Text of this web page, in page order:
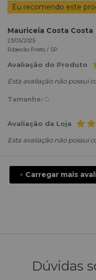
Eu recomendo este
Mauriceia Costa Costa
23/05/2025
Ribeirão Preto / SP
Avaliação do Produto
Esta avaliação não possui
Tamanho: G
Avaliação da Loja
Esta avaliação não possui
+ Carregar mais
Dúvidas